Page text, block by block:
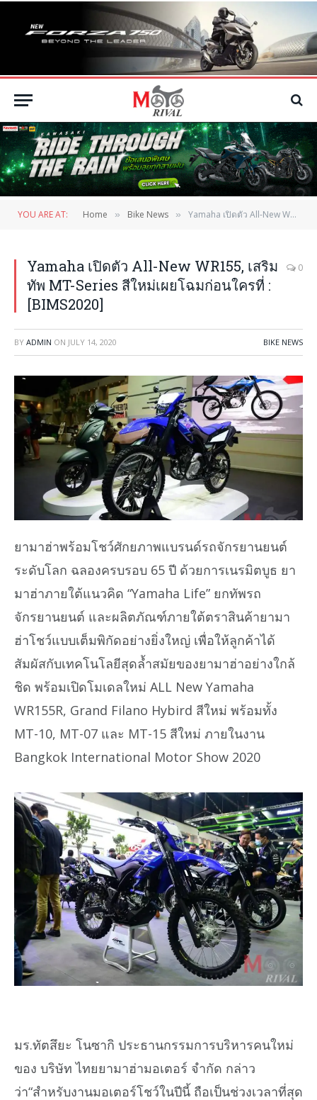
YOU ARE AT: Home » Bike News » Yamaha เปิดตัว All-New WR155, เสริมทัพ MT-Series สีใหม่เผยโฉมก่อนใครที่ :[BIMS2020]
Yamaha เปิดตัว All-New WR155, เสริม
ทัพ MT-Series สีใหม่เผยโฉมก่อนใครที่ :
[BIMS2020]
0
BY ADMIN ON JULY 14, 2020 BIKE NEWS
ยามาฮ่าพร้อมโชว์ศักยภาพแบรนด์รถจักรยานยนต์
ระดับโลก ฉลองครบรอบ 65 ปี ด้วยการเนรมิตบูธ ยา
มาฮ่าภายใต้แนวคิด “Yamaha Life” ยกทัพรถ
จักรยานยนต์ และผลิตภัณฑ์ภายใต้ตราสินค้ายามา
ฮ่าโชว์แบบเต็มพิกัดอย่างยิ่งใหญ่ เพื่อให้ลูกค้าได้
สัมผัสกับเทคโนโลยีสุดล้ำสมัยของยามาฮ่าอย่างใกล้
ชิด พร้อมเปิดโมเดลใหม่ ALL New Yamaha
WR155R, Grand Filano Hybird สีใหม่ พร้อมทั้ง
MT-10, MT-07 และ MT-15 สีใหม่ ภายในงาน
Bangkok International Motor Show 2020
มร.ทัตสึยะ โนซากิ ประธานกรรมการบริหารคนใหม่
ของ บริษัท ไทยยามาฮ่ามอเตอร์ จำกัด กล่าว
ว่า“สำหรับงานมอเตอร์โชว์ในปีนี้ ถือเป็นช่วงเวลาที่สุด